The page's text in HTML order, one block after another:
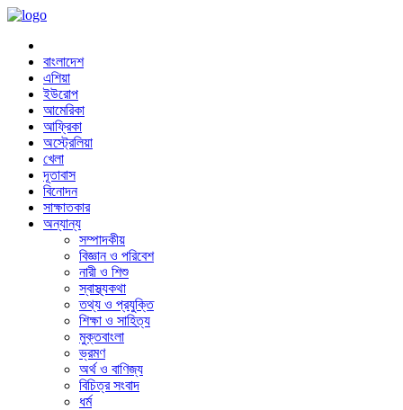
বাংলাদেশ
এশিয়া
ইউরোপ
আমেরিকা
আফ্রিকা
অস্ট্রেলিয়া
খেলা
দূতাবাস
বিনোদন
সাক্ষাতকার
অন্যান্য
সম্পাদকীয়
বিজ্ঞান ও পরিবেশ
নারী ও শিশু
স্বাস্থ্যকথা
তথ্য ও প্রযুক্তি
শিক্ষা ও সাহিত্য
মুক্তবাংলা
ভ্রমণ
অর্থ ও বাণিজ্য
বিচিত্র সংবাদ
ধর্ম